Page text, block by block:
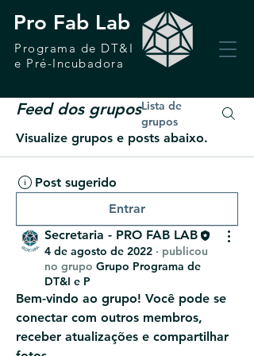
Programa de DT&I
e Pré-Incubadora
Pro Fab Lab
Feed dos gruposLista de
grupos
Visualize grupos e posts abaixo.
Post sugerido
Entrar
Secretaria - PRO FAB LAB
4 de agosto de 2022 · publicou
no grupo Grupo Programa de
DT&I e P
Bem-vindo ao grupo! Você pode se
conectar com outros membros,
receber atualizações e compartilhar